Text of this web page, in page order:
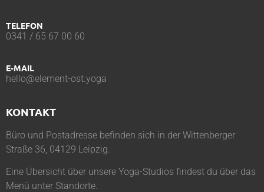
TELEFON
0341 / 65 67 00 60
E-MAIL
hello@element-ost.yoga
KONTAKT
Büro und Postadresse befinden sich in der Wittenberger
Straße 36, 04129 Leipzig.
Eine Übersicht über unsere Yoga-Studios findest du über das
Menü unter Standorte.